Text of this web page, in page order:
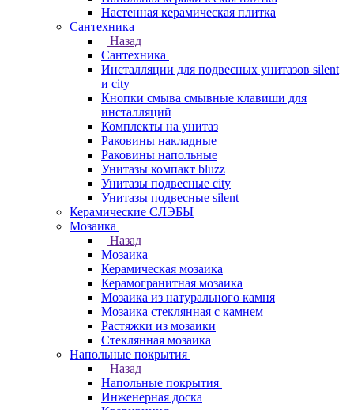
Настенная керамическая плитка
Сантехника
Назад
Сантехника
Инсталляции для подвесных унитазов silent
и city
Кнопки смыва смывные клавиши для
инсталляций
Комплекты на унитаз
Раковины накладные
Раковины напольные
Унитазы компакт bluzz
Унитазы подвесные city
Унитазы подвесные silent
Керамические СЛЭБЫ
Мозаика
Назад
Мозаика
Керамическая мозаика
Керамогранитная мозаика
Мозаика из натурального камня
Мозаика стеклянная с камнем
Растяжки из мозаики
Стеклянная мозаика
Напольные покрытия
Назад
Напольные покрытия
Инженерная доска